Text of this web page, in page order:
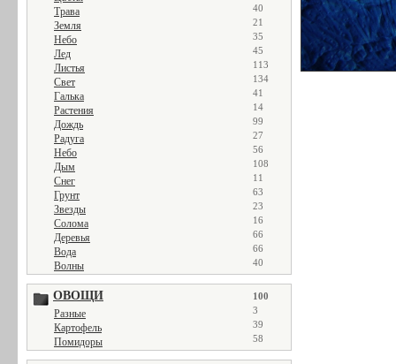
Трава 40
Земля 21
Небо 35
Лед 45
Листья 113
Свет 134
Галька 41
Растения 14
Дождь 99
Радуга 27
Небо 56
Дым 108
Снег 11
Грунт 63
Звезды 23
Солома 16
Деревья 66
Вода 66
Волны 40
ОВОЩИ 100
Разные 3
Картофель 39
Помидоры 58